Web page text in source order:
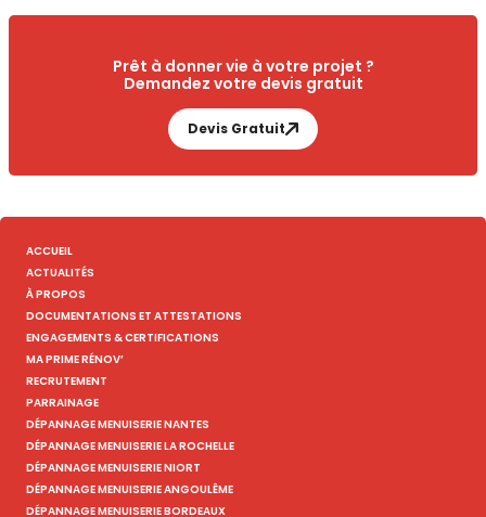
Prêt à donner vie à votre projet ?
Demandez votre devis gratuit
Devis Gratuit
ACCUEIL
ACTUALITÉS
À PROPOS
DOCUMENTATIONS ET ATTESTATIONS
ENGAGEMENTS & CERTIFICATIONS
MA PRIME RÉNOV’
RECRUTEMENT
PARRAINAGE
DÉPANNAGE MENUISERIE NANTES
DÉPANNAGE MENUISERIE LA ROCHELLE
DÉPANNAGE MENUISERIE NIORT
DÉPANNAGE MENUISERIE ANGOULÊME
DÉPANNAGE MENUISERIE BORDEAUX